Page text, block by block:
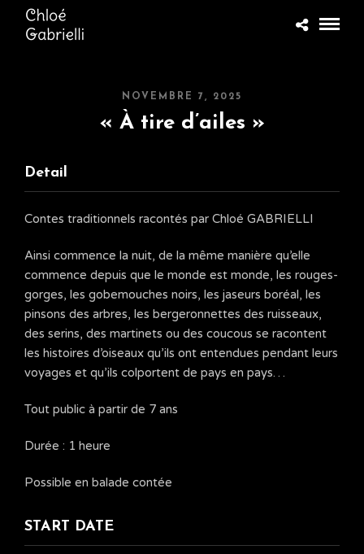
NOVEMBRE 7, 2025
« À tire d’ailes »
Detail
Contes traditionnels racontés par Chloé GABRIELLI
Ainsi commence la nuit, de la même manière qu’elle
commence depuis que le monde est monde, les rouges-
gorges, les gobemouches noirs, les jaseurs boréal, les
pinsons des arbres, les bergeronnettes des ruisseaux,
des serins, des martinets ou des coucous se racontent
les histoires d’oiseaux qu’ils ont entendues pendant leurs
voyages et qu’ils colportent de pays en pays…
Tout public à partir de 7 ans
Durée : 1 heure
Possible en balade contée
START DATE